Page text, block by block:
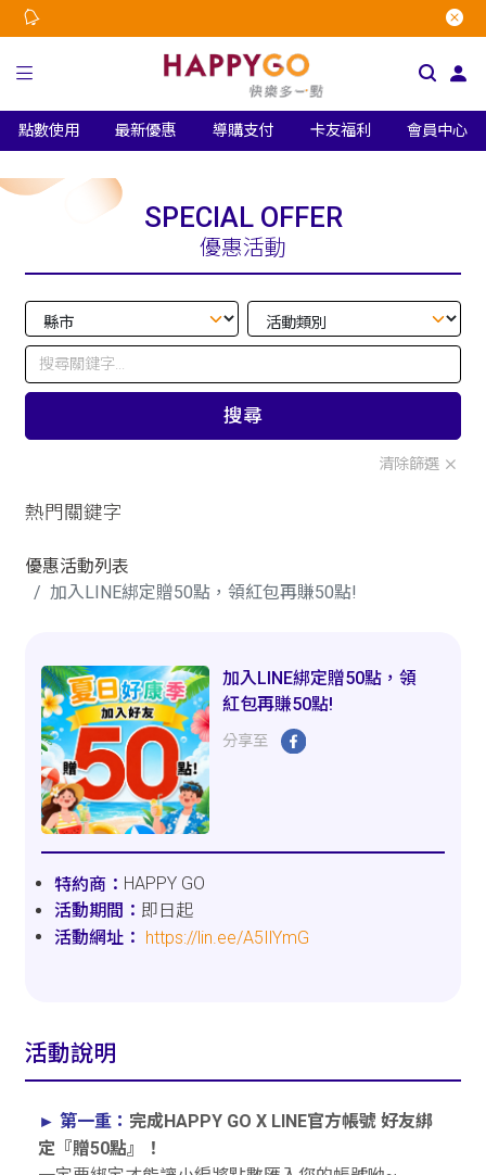
點數使用 最新優惠 導購支付 卡友福利 會員中心
SPECIAL OFFER
優惠活動
搜尋
清除篩選
熱門關鍵字
優惠活動列表
加入LINE綁定贈50點，領紅包再賺50點!
加入LINE綁定贈50點，領
紅包再賺50點!
分享至
HAPPY GO
即日起
https://lin.ee/A5IlYmG
活動說明
► 第一重： 完成HAPPY GO X LINE官方帳號 好友綁
定『贈50點』！